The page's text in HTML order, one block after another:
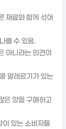
재료와 함께 섞어
쁠 수 있음.
아니라는 의견이
알레르기가 있는
은 양을 구매하고
이 있는 소비자들